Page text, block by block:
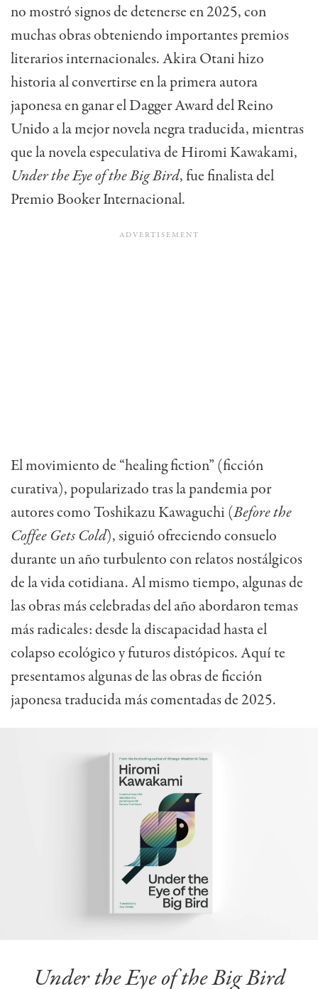
no mostró signos de detenerse en 2025,con
muchas obras obteniendo importantes premios
literarios internacionales. Akira Otani hizo
historia al convertirse en la primera autora
japonesa en ganar el Dagger Award del Reino
Unido a la mejor novela negra traducida, mientras
que la novela especulativa de Hiromi Kawakami,
Under the Eye of the Big Bird, fue finalista del
Premio Booker Internacional.
El movimiento de “healing fiction” (ficción
curativa), popularizado tras la pandemia por
autores como Toshikazu Kawaguchi (Before the
Coffee Gets Cold), siguió ofreciendo consuelo
durante un año turbulento con relatos nostálgicos
de la vida cotidiana. Al mismo tiempo, algunas de
las obras más celebradas del año abordaron temas
más radicales: desde la discapacidad hasta el
colapso ecológico y futuros distópicos. Aquí te
presentamos algunas de las obras de ficción
japonesa traducida más comentadas de 2025.
Under the Eye of the Big Bird